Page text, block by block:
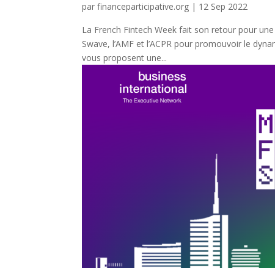
parfinanceparticipative.org | 12 Sep 2022
La French Fintech Week fait son retour pour
Swave, l’AMF et l’ACPR pour promouvoir le
vous proposent une...